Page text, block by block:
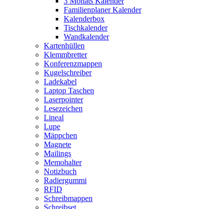
Familienplaner Kalender
Kalenderbox
Tischkalender
Wandkalender
Kartenhüllen
Klemmbretter
Konferenzmappen
Kugelschreiber
Ladekabel
Laptop Taschen
Laserpointer
Lesezeichen
Lineal
Lupe
Mäppchen
Magnete
Mailings
Memohalter
Notizbuch
Radiergummi
RFID
Schreibmappen
Schreibset